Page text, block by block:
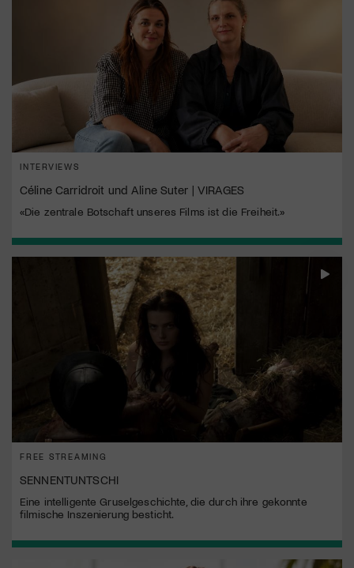
INTERVIEWS
Céline Carridroit und Aline Suter | VIRAGES
«Die zentrale Botschaft unseres Films ist die Freiheit.»
FREE STREAMING
SENNENTUNTSCHI
Eine intelligente Gruselgeschichte, die durch ihre gekonnte
filmische Inszenierung besticht.